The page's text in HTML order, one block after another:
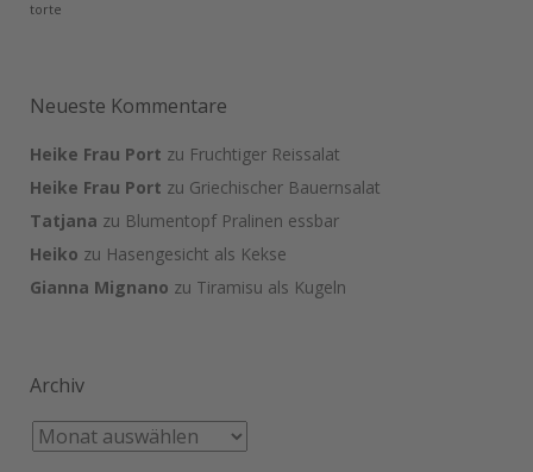
torte
Neueste Kommentare
Heike Frau Port zu Fruchtiger Reissalat
Heike Frau Port zu Griechischer Bauernsalat
Tatjana zu Blumentopf Pralinen essbar
Heiko zu Hasengesicht als Kekse
Gianna Mignano zu Tiramisu als Kugeln
Archiv